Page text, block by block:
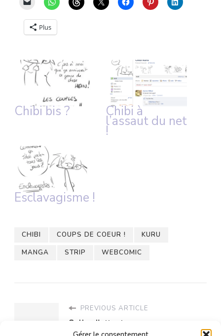
Plus
Chibi bis ? Chibi à
l’assaut du net
!
Esclavagisme !
CHIBI COUPS DE COEUR !
KURU
MANGA
STRIP WEBCOMIC
PREVIOUS ARTICLE
Salle d'attente.